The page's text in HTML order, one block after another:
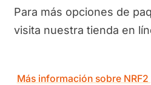
Para más opciones de
visita nuestra tienda en
Más información sobre